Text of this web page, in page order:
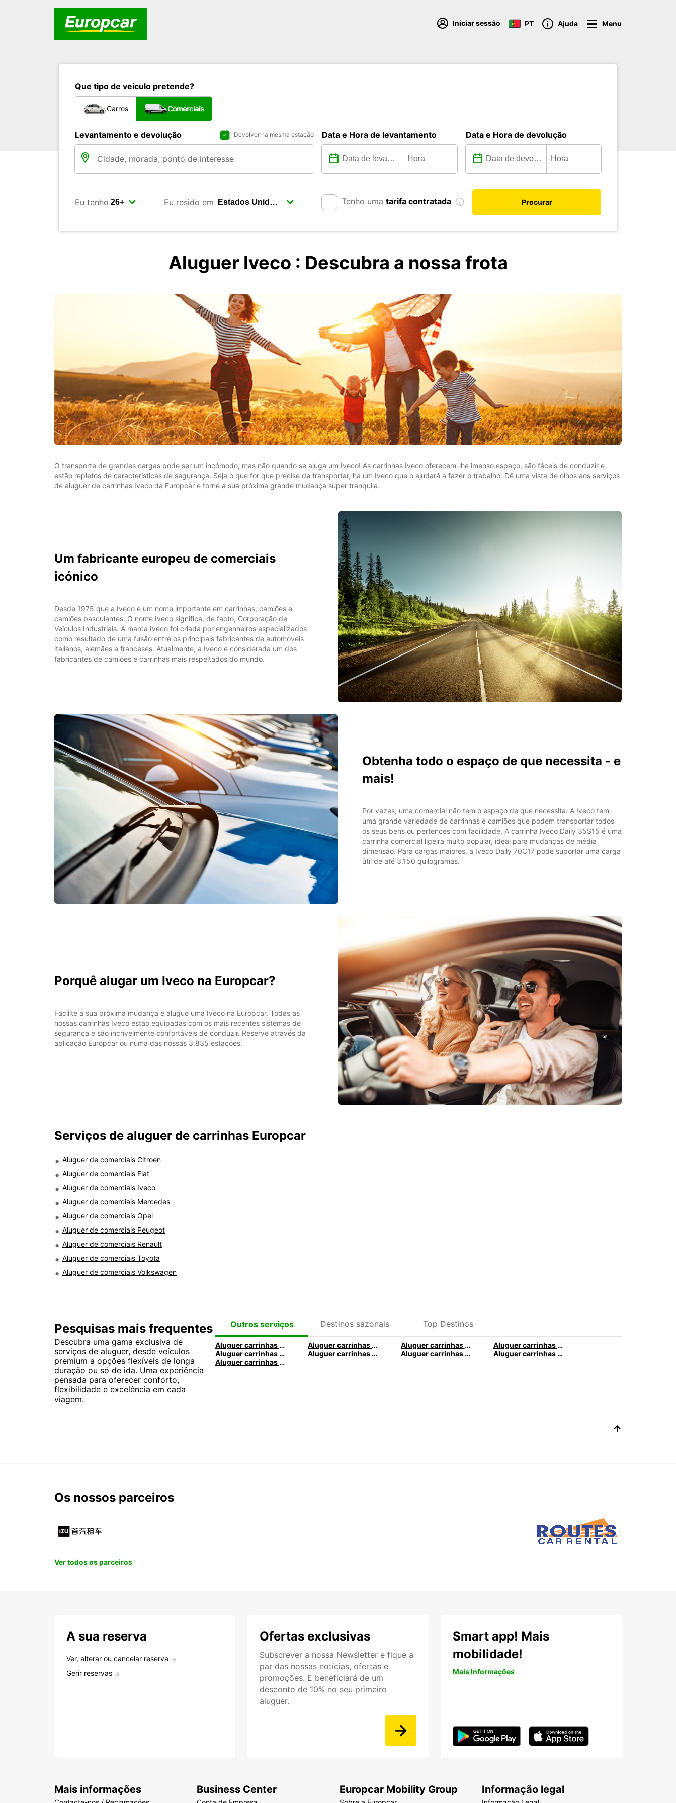
Iniciar sessão PT Ajuda Menu
Que tipo de veículo pretende?
Carros Comerciais
Levantamento e devolução Devolver na mesma estação Data e Hora de levantamento Data e Hora de devolução
Eu tenho Eu resido em Tenho uma tarifa contratada Procurar
Aluguer Iveco : Descubra a nossa frota
O transporte de grandes cargas pode ser um incómodo, mas não quando se aluga um Iveco! As carrinhas Iveco oferecem-lhe imenso espaço, são fáceis de conduzir e
estão repletos de características de segurança. Seja o que for que precise de transportar, há um Iveco que o ajudará a fazer o trabalho. Dê uma vista de olhos aos serviços
de aluguer de carrinhas Iveco da Europcar e torne a sua próxima grande mudança super tranquila.
Um fabricante europeu de comerciais
icónico
Desde 1975 que a Iveco é um nome importante em carrinhas, camiões e
camiões basculantes. O nome Iveco significa, de facto, Corporação de
Veículos Industriais. A marca Iveco foi criada por engenheiros especializados
como resultado de uma fusão entre os principais fabricantes de automóveis
italianos, alemães e franceses. Atualmente, a Iveco é considerada um dos
fabricantes de camiões e carrinhas mais respeitados do mundo.
Obtenha todo o espaço de que necessita - e
mais!
Por vezes, uma comercial não tem o espaço de que necessita. A Iveco tem
uma grande variedade de carrinhas e camiões que podem transportar todos
os seus bens ou pertences com facilidade. A carrinha Iveco Daily 35S15 é uma
carrinha comercial ligeira muito popular, ideal para mudanças de média
dimensão. Para cargas maiores, a Iveco Daily 70C17 pode suportar uma carga
útil de até 3.150 quilogramas.
Porquê alugar um Iveco na Europcar?
Facilite a sua próxima mudança e alugue uma Iveco na Europcar. Todas as
nossas carrinhas Iveco estão equipadas com os mais recentes sistemas de
segurança e são incrivelmente confortáveis de conduzir. Reserve através da
aplicação Europcar ou numa das nossas 3.835 estações.
Serviços de aluguer de carrinhas Europcar
Aluguer de comerciais Citroen
Aluguer de comerciais Fiat
Aluguer de comerciais Iveco
Aluguer de comerciais Mercedes
Aluguer de comerciais Opel
Aluguer de comerciais Peugeot
Aluguer de comerciais Renault
Aluguer de comerciais Toyota
Aluguer de comerciais Volkswagen
Pesquisas mais frequentes
Descubra uma gama exclusiva de
serviços de aluguer, desde veículos
premium a opções flexíveis de longa
duração ou só de ida. Uma experiência
pensada para oferecer conforto,
flexibilidade e excelência em cada
viagem.
Outros serviços Destinos sazonais Top Destinos
Aluguer carrinhas Ford: Alugar um Ford van com a Europcar Aluguer carrinhas mercedes com a Europcar Aluguer carrinhas Volkswagen com a Europcar
Aluguer carrinhas Toyota com a Europcar
Aluguer carrinhas Peugeot com a Europcar
Aluguer carrinhas Renault com a Renault Aluguer carrinhas citroen com a Europcar
Aluguer carrinhas Fiat com Europcar
Aluguer carrinhas Opel com a Europcar
Os nossos parceiros
Ver todos os parceiros
A sua reserva
Ver, alterar ou cancelar reserva
Gerir reservas
Ofertas exclusivas
Subscrever a nossa Newsletter e fique a
par das nossas notícias, ofertas e
promoções. E beneficiará de um
desconto de 10% no seu primeiro
aluguer.
Smart app! Mais
mobilidade!
Mais Informações
Mais informações Business Center Europcar Mobility Group Informação legal